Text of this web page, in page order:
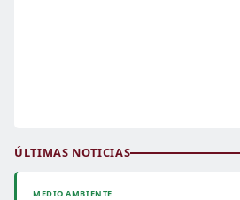
ÚLTIMAS NOTICIAS
MEDIO AMBIENTE